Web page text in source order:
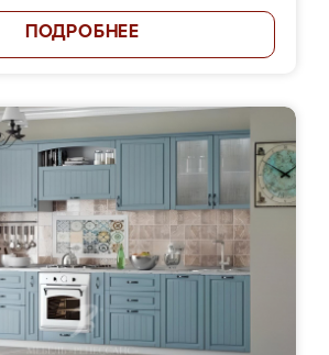
ПОДРОБНЕЕ